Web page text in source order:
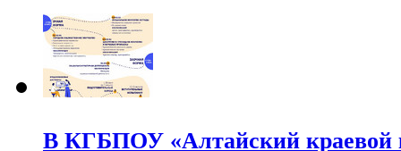
В КГБПОУ «Алтайский краевой